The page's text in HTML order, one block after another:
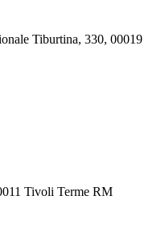
Tiburtina, 330, 00019
Tivoli Terme RM